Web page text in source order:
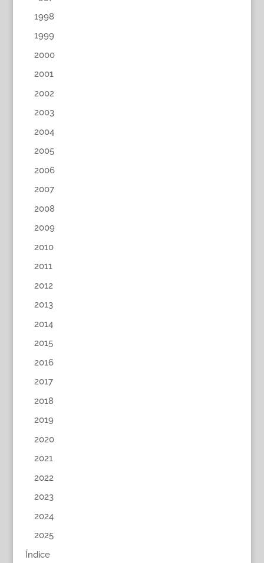
1998
1999
2000
2001
2002
2003
2004
2005
2006
2007
2008
2009
2010
2011
2012
2013
2014
2015
2016
2017
2018
2019
2020
2021
2022
2023
2024
2025
Índice